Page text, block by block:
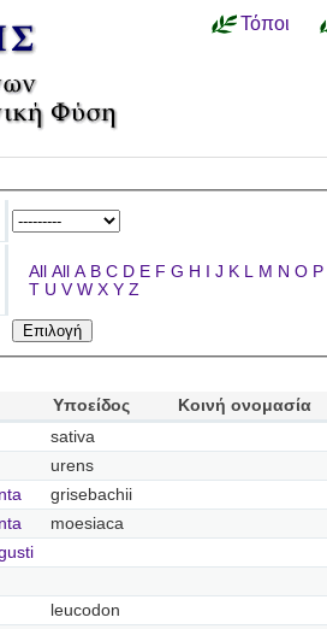
Τόποι
All All A B C D E F G H I J K L M N O P
T U V W X Y Z
Υποείδος
Κοινή ονομασία
sativa
urens
grisebachii
moesiaca
leucodon